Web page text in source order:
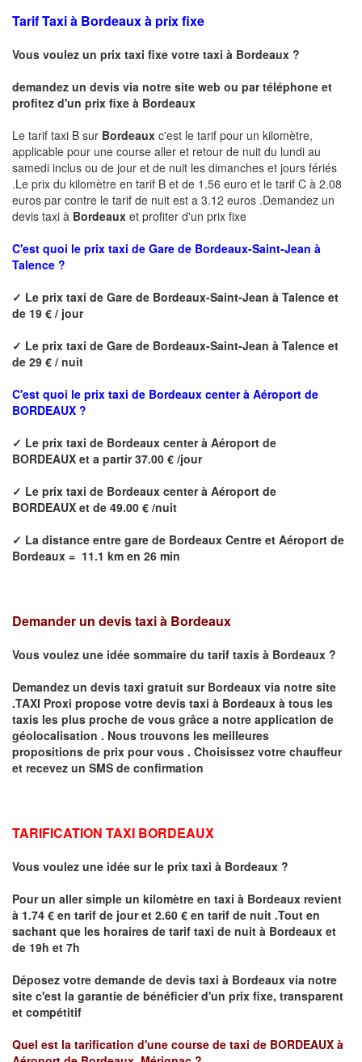
Tarif Taxi à Bordeaux à prix fixe
Vous voulez un prix taxi fixe votre taxi à Bordeaux ?
demandez un devis via notre site web ou par téléphone et
profitez d'un prix fixe à Bordeaux
Le tarif taxi B sur Bordeaux c'est le tarif pour un kilomètre,
applicable pour une course aller et retour de nuit du lundi au
samedi inclus ou de jour et de nuit les dimanches et jours fériés
.Le prix du kilomètre en tarif B et de 1.56 euro et le tarif C à 2.08
euros par contre le tarif de nuit est a 3.12 euros .Demandez un
devis taxi à Bordeaux et profiter d'un prix fixe
C'est quoi le prix taxi de Gare de Bordeaux-Saint-Jean à
Talence ?
✓ Le prix taxi de Gare de Bordeaux-Saint-Jean à Talence et
de 19 € / jour
✓ Le prix taxi de Gare de Bordeaux-Saint-Jean à Talence et
de 29 € / nuit
C'est quoi le prix taxi de Bordeaux center à Aéroport de
BORDEAUX ?
✓ Le prix taxi de Bordeaux center à Aéroport de
BORDEAUX et a partir 37.00 € /jour
✓ Le prix taxi de Bordeaux center à Aéroport de
BORDEAUX et de 49.00 € /nuit
✓ La distance entre gare de Bordeaux Centre et Aéroport de
Bordeaux = 11.1 km en 26 min
Demander un devis taxi à Bordeaux
Vous voulez une idée sommaire du tarif taxis à Bordeaux ?
Demandez un devis taxi gratuit sur Bordeaux via notre site
.TAXI Proxi propose votre devis taxi à Bordeaux à tous les
taxis les plus proche de vous grâce a notre application de
géolocalisation . Nous trouvons les meilleures
propositions de prix pour vous . Choisissez votre chauffeur
et recevez un SMS de confirmation
TARIFICATION TAXI BORDEAUX
Vous voulez une idée sur le prix taxi à Bordeaux ?
Pour un aller simple un kilomètre en taxi à Bordeaux revient
à 1.74 € en tarif de jour et 2.60 € en tarif de nuit .Tout en
sachant que les horaires de tarif taxi de nuit à Bordeaux et
de 19h et 7h
Déposez votre demande de devis taxi à Bordeaux via notre
site c'est la garantie de bénéficier d'un prix fixe, transparent
et compétitif
Quel est la tarification d'une course de taxi de BORDEAUX à